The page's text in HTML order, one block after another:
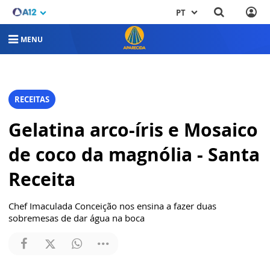
PT
MENU
RECEITAS
Gelatina arco-íris e Mosaico
de coco da magnólia - Santa
Receita
Chef Imaculada Conceição nos ensina a fazer duas
sobremesas de dar água na boca